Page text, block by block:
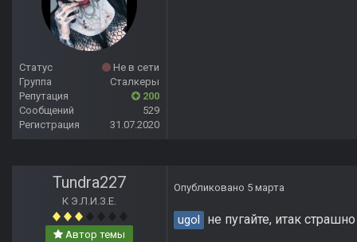
Статус
Не в сети
Группа
Сталкеры
Репутация
200
Сообщений
529
Регистрация
31.07.2020
Tundra227
К Э.Л.И.З.Е.
Автор темы
Опубликовано 5 марта
ugol не пугайте, итак